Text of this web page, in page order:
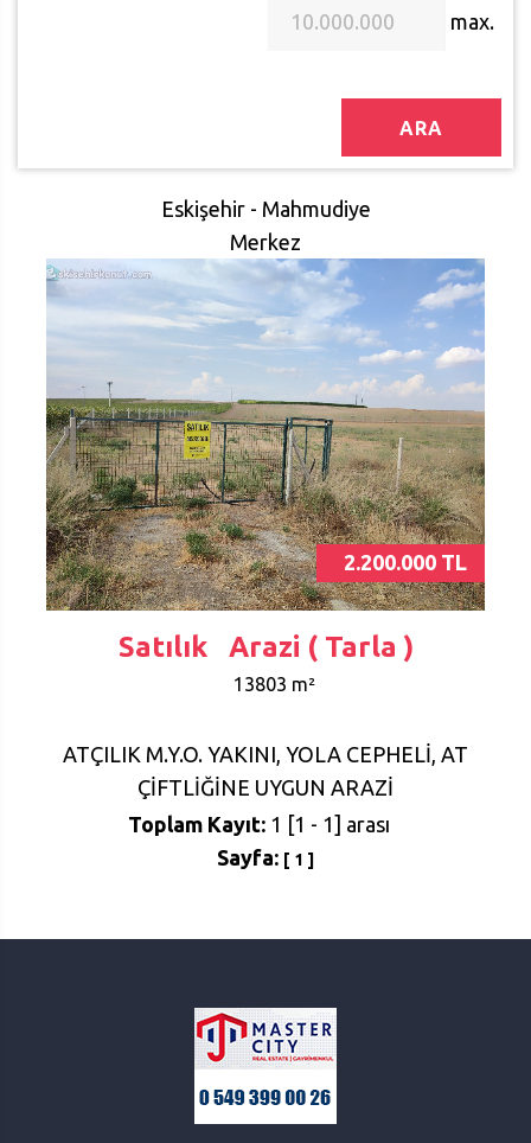
max.
ARA
Eskişehir - Mahmudiye
Merkez
2.200.000 TL
Satılık Arazi ( Tarla )
13803 m²
ATÇILIK M.Y.O. YAKINI, YOLA CEPHELİ, AT
ÇİFTLİĞİNE UYGUN ARAZİ
Toplam Kayıt: 1 [1 - 1] arası
Sayfa: [ 1 ]